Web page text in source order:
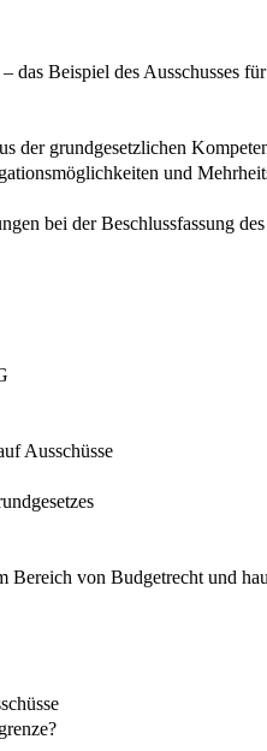
Beispiel des Ausschusses
der grundgesetzlichen
und
bei der Beschlussfassung
Ausschüsse
von Budgetrecht und